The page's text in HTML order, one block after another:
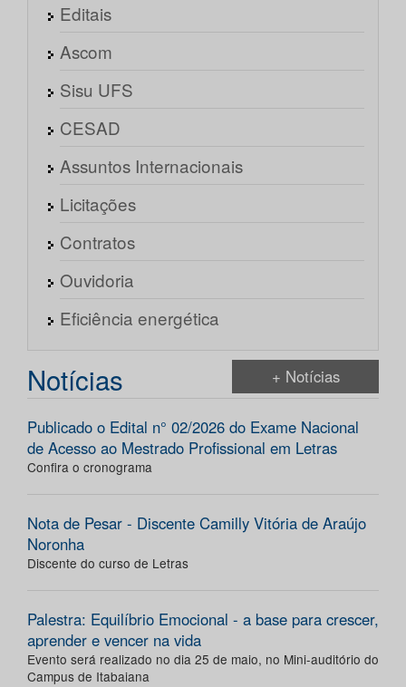
Editais
Ascom
Sisu UFS
CESAD
Assuntos Internacionais
Licitações
Contratos
Ouvidoria
Eficiência energética
Notícias + Notícias
Publicado o Edital n° 02/2026 do Exame Nacional
de Acesso ao Mestrado Profissional em Letras
Confira o cronograma
Nota de Pesar - Discente Camilly Vitória de Araújo
Noronha
Discente do curso de Letras
Palestra: Equilíbrio Emocional - a base para crescer,
aprender e vencer na vida
Evento será realizado no dia 25 de maio, no Mini-auditório do
Campus de Itabaiana